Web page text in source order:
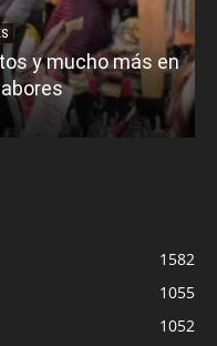
y mucho más en
1582
1055
1052